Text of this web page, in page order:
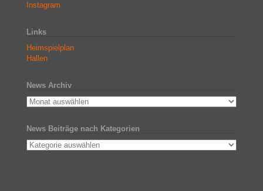
Instagram
Links
Heimspielplan
Hallen
News Archiv
News Beiträge nach Kategorien